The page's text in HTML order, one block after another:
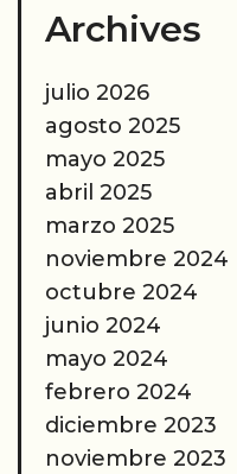
Archives
julio 2026
agosto 2025
mayo 2025
abril 2025
marzo 2025
noviembre 2024
octubre 2024
junio 2024
mayo 2024
febrero 2024
diciembre 2023
noviembre 2023